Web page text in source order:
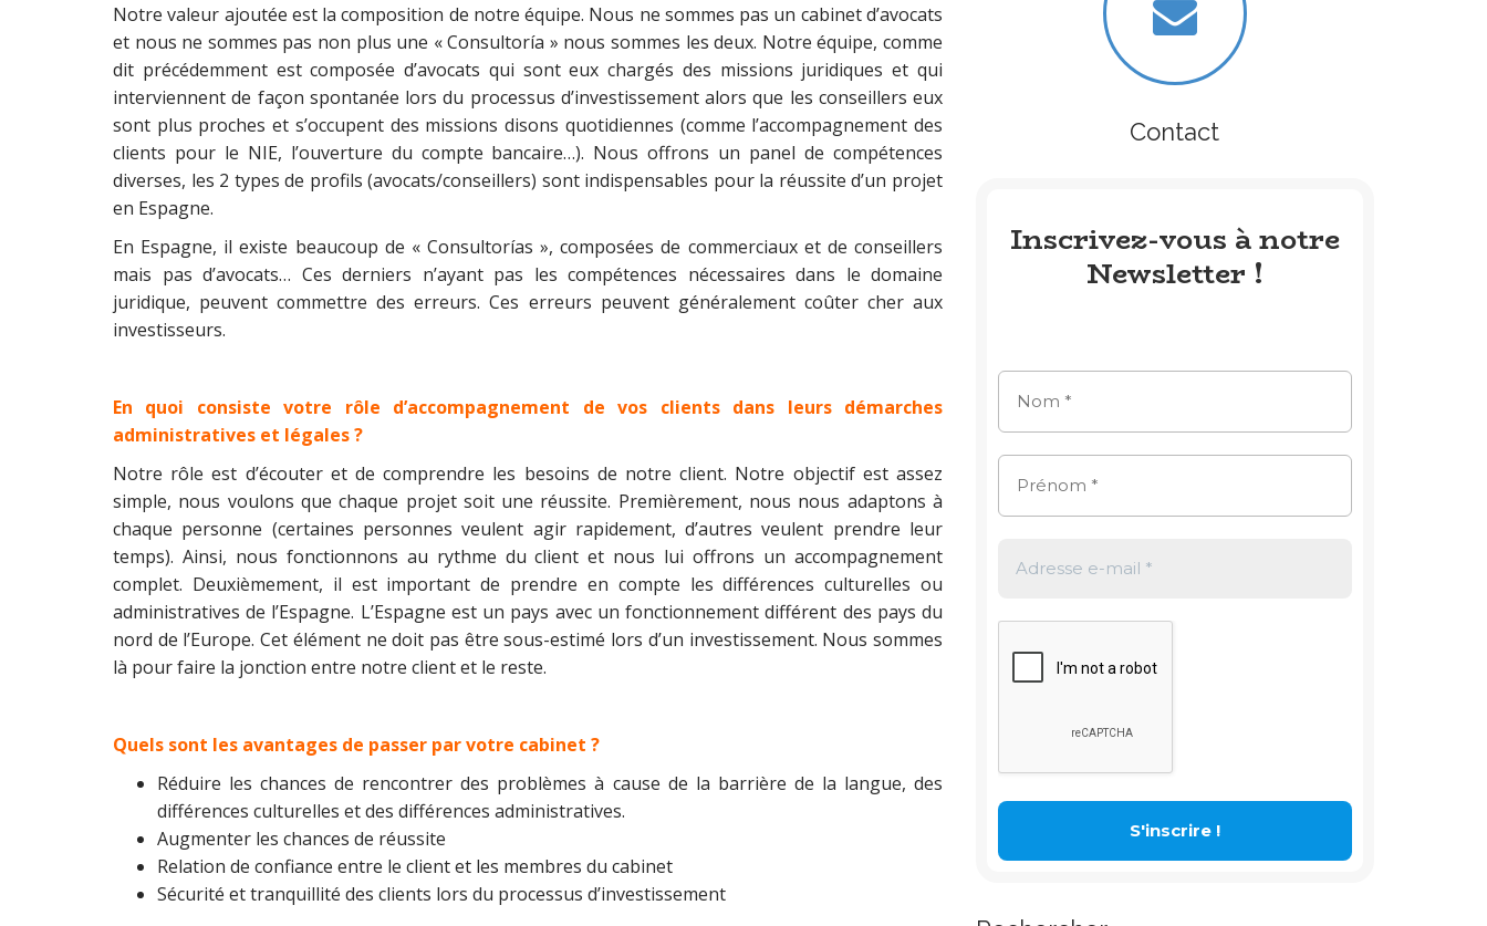
Notre valeur ajoutée est la composition de notre équipe. Nous ne sommes pas un cabinet d’avocats
et nous ne sommes pas non plus une « Consultoría » nous sommes les deux. Notre équipe, comme
dit précédemment est composée d’avocats qui sont eux chargés des missions juridiques et qui
interviennent de façon spontanée lors du processus d’investissement alors que les conseillers eux
sont plus proches et s’occupent des missions disons quotidiennes (comme l’accompagnement des
clients pour le NIE, l’ouverture du compte bancaire…). Nous offrons un panel de compétences
diverses, les 2 types de profils (avocats/conseillers) sont indispensables pour la réussite d’un projet
en Espagne.
En Espagne, il existe beaucoup de « Consultorías », composées de commerciaux et de conseillers
mais pas d’avocats… Ces derniers n’ayant pas les compétences nécessaires dans le domaine
juridique, peuvent commettre des erreurs. Ces erreurs peuvent généralement coûter cher aux
investisseurs.
En quoi consiste votre rôle d’accompagnement de vos clients dans leurs démarches
administratives et légales ?
Notre rôle est d’écouter et de comprendre les besoins de notre client. Notre objectif est assez
simple, nous voulons que chaque projet soit une réussite. Premièrement, nous nous adaptons à
chaque personne (certaines personnes veulent agir rapidement, d’autres veulent prendre leur
temps). Ainsi, nous fonctionnons au rythme du client et nous lui offrons un accompagnement
complet. Deuxièmement, il est important de prendre en compte les différences culturelles ou
administratives de l’Espagne. L’Espagne est un pays avec un fonctionnement différent des pays du
nord de l’Europe. Cet élément ne doit pas être sous-estimé lors d’un investissement. Nous sommes
là pour faire la jonction entre notre client et le reste.
Quels sont les avantages de passer par votre cabinet ?
Réduire les chances de rencontrer des problèmes à cause de la barrière de la langue, des
différences culturelles et des différences administratives.
Augmenter les chances de réussite
Relation de confiance entre le client et les membres du cabinet
Sécurité et tranquillité des clients lors du processus d’investissement
Contact
Inscrivez-vous à notre
Newsletter !